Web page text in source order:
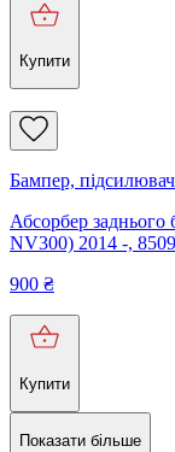
Купити
Бампер,
Абсорбер
NV300) 2014 -,
900 ₴
Купити
Показати більше